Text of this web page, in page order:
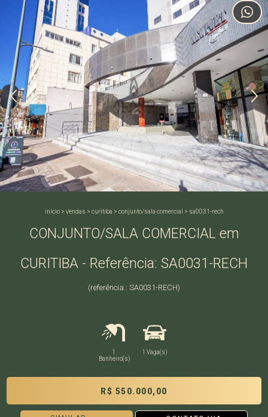
início> vendas > curitiba > conjunto/sala comercial > sa0031-rech
CONJUNTO/SALA COMERCIAL em
CURITIBA - Referência: SA0031-RECH
(referência.: SA0031-RECH)
1
Banheiro(s)
1 Vaga(s)
R$ 550.000,00